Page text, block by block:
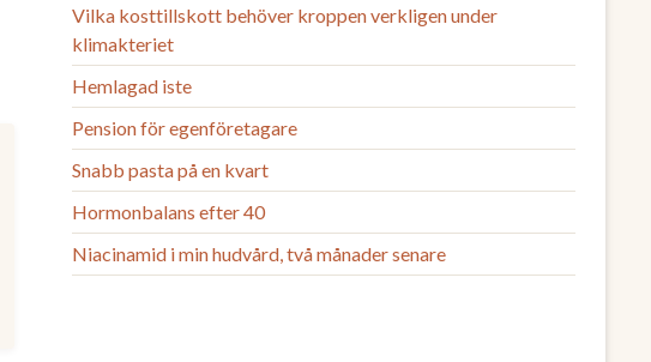
Vilka kosttillskott behöver kroppen verkligen under
klimakteriet
Hemlagad iste
Pension för egenföretagare
Snabb pasta på en kvart
Hormonbalans efter 40
Niacinamid i min hudvård, två månader senare